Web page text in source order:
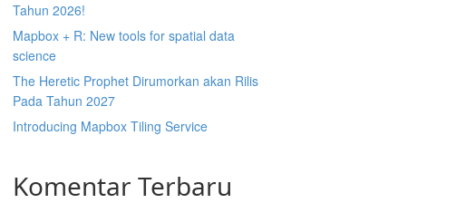
Tahun 2026!
Mapbox + R: New tools for spatial data
science
The Heretic Prophet Dirumorkan akan Rilis
Pada Tahun 2027
Introducing Mapbox Tiling Service
Komentar Terbaru